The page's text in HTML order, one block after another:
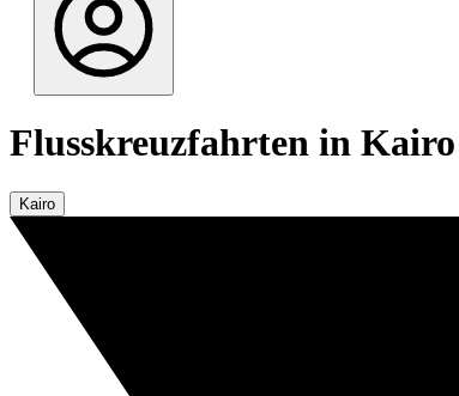
Flusskreuzfahrten in Kairo
Kairo